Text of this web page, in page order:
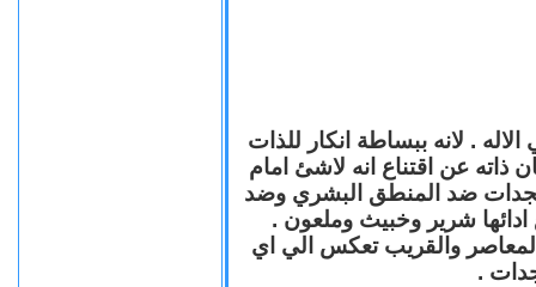
. لانه ببساطة انكار للذات
ذاته عن اقتناع انه لاشئ امام
ضد المنطق البشري وضد
ادائها شرير وخبيث وملعون .
المعاصر والقريب تعكس الي اي
.